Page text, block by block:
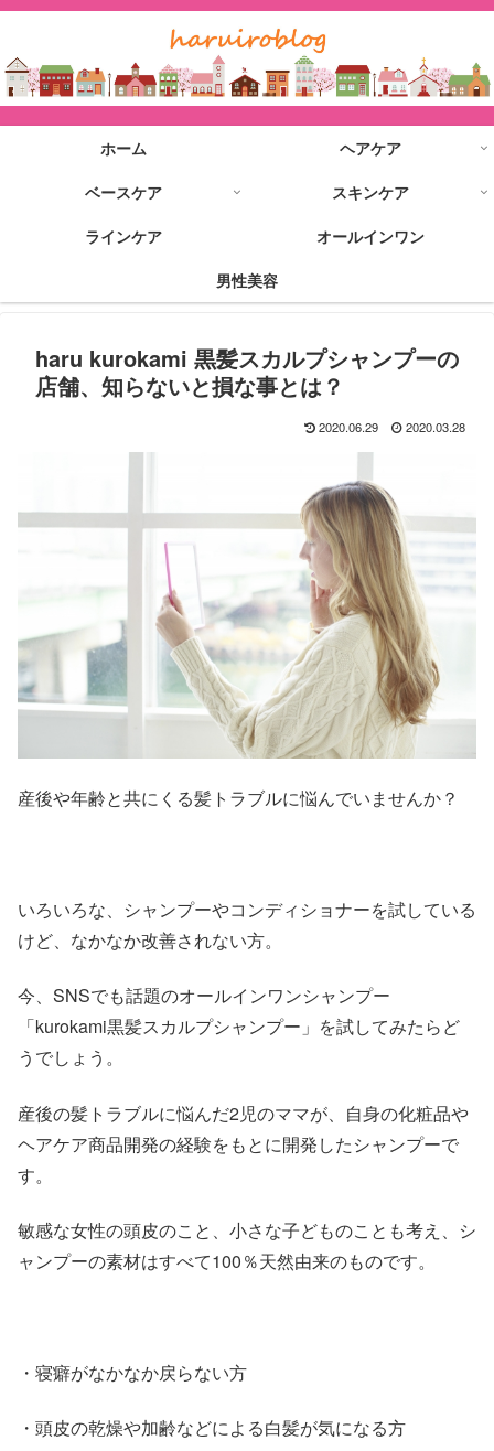
ホーム
ヘアケア
ベースケア
スキンケア
ラインケア
オールインワン
男性美容
haru kurokami 黒髪スカルプシャンプーの
店舗、知らないと損な事とは？
2020.06.29 2020.03.28
産後や年齢と共にくる髪トラブルに悩んでいませんか？
いろいろな、シャンプーやコンディショナーを試している
けど、なかなか改善されない方。
今、SNSでも話題のオールインワンシャンプー
「kurokami黒髪スカルプシャンプー」を試してみたらど
うでしょう。
産後の髪トラブルに悩んだ2児のママが、自身の化粧品や
ヘアケア商品開発の経験をもとに開発したシャンプーで
す。
敏感な女性の頭皮のこと、小さな子どものことも考え、シ
ャンプーの素材はすべて100％天然由来のものです。
・寝癖がなかなか戻らない方
・頭皮の乾燥や加齢などによる白髪が気になる方